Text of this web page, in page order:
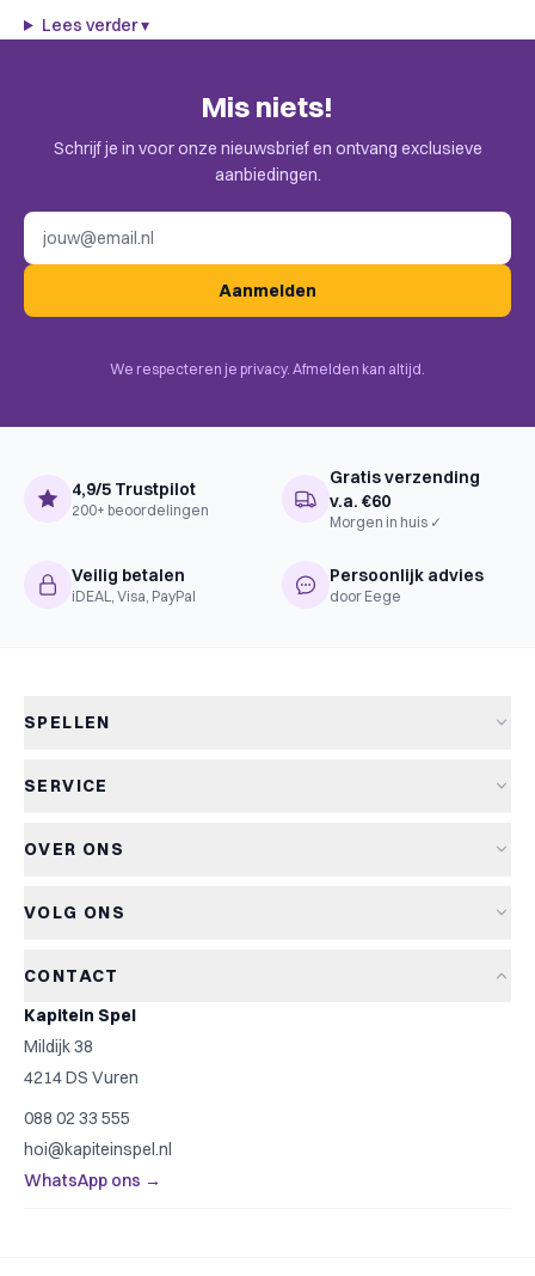
Lees verder▾
Mis niets!
Schrijf je in voor onze nieuwsbrief en ontvang exclusieve
aanbiedingen.
Aanmelden
We respecteren je privacy. Afmelden kan altijd.
4,9/5 Trustpilot
200+ beoordelingen
Gratis verzending
v.a. €60
Morgen in huis ✓
Veilig betalen
iDEAL, Visa, PayPal
Persoonlijk advies
door Eege
SPELLEN
Nieuwe spellen
Kinderspellen
Top 10
SERVICE
Retourneren
OVER ONS
Het Kapiteinsspel
Spelregels
Contact
VOLG ONS
CONTACT
Kapitein Spel
Mildijk 38
4214 DS Vuren
088 02 33 555
hoi@kapiteinspel.nl
WhatsApp ons →